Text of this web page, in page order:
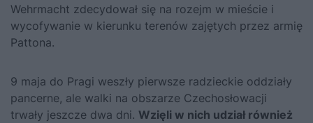
Wehrmacht zdecydował się na rozejm w mieście i
wycofywanie w kierunku terenów zajętych przez armię
Pattona.
9 maja do Pragi weszły pierwsze radzieckie oddziały
pancerne, ale walki na obszarze Czechosłowacji
trwały jeszcze dwa dni. Wzięli w nich udział również